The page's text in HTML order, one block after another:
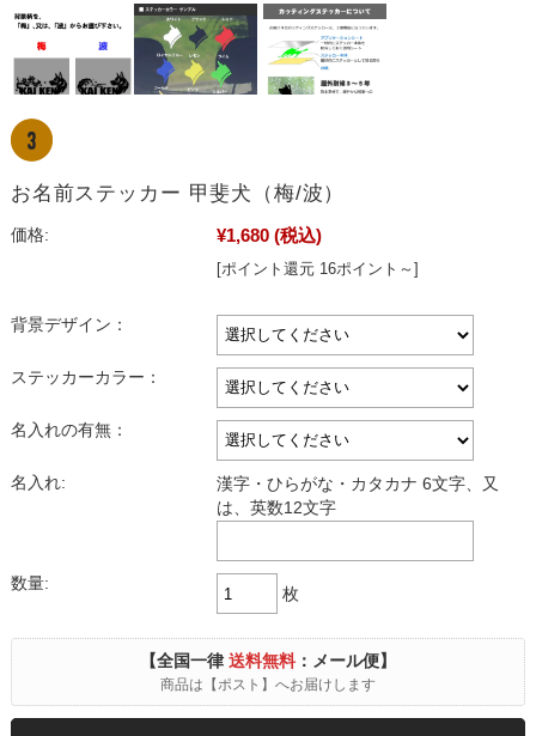
お名前ステッカー 甲斐犬（梅/波）
価格: ¥1,680 (税込)
[ポイント還元 16ポイント～]
背景デザイン：
ステッカーカラー：
名入れの有無：
名入れ:
漢字・ひらがな・カタカナ 6文字、又
は、英数12文字
数量:
枚
【全国一律送料無料 ：メール便】
商品は【ポスト】へお届けします